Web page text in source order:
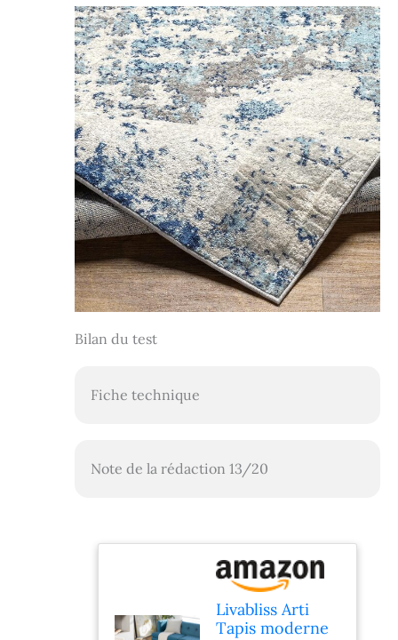
Bilan du test
Fiche technique
Note de la rédaction 13/20
Livabliss Arti
Tapis moderne